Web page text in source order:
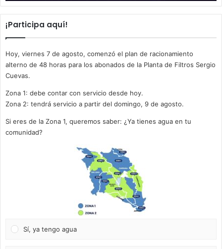
¡Participa aquí!
Hoy, viernes 7 de agosto, comenzó el plan de racionamiento
alterno de 48 horas para los abonados de la Planta de Filtros Sergio
Cuevas.
Zona 1: debe contar con servicio desde hoy.
Zona 2: tendrá servicio a partir del domingo, 9 de agosto.
Si eres de la Zona 1, queremos saber: ¿Ya tienes agua en tu
comunidad?
Sí, ya tengo agua